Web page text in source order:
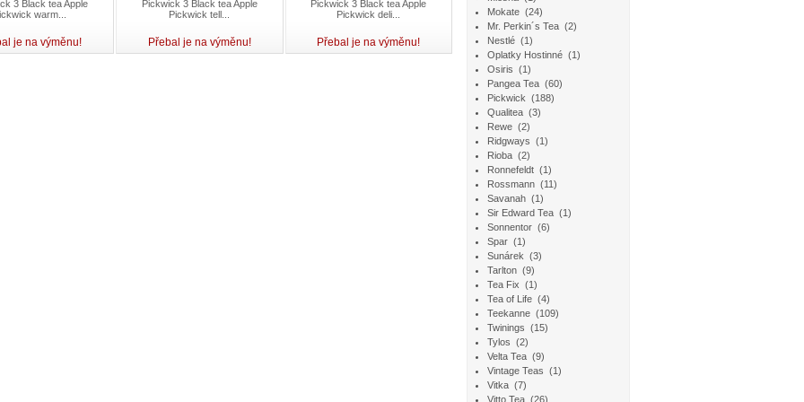
3 Black tea Apple
warm...
je na výměnu!
Pickwick 3 Black tea Apple
Pickwick tell...
Přebal je na výměnu!
Pickwick 3 Black tea Apple
Pickwick deli...
Přebal je na výměnu!
Mokate (24)
Mr. Perkin´s Tea (2)
Nestlé (1)
Oplatky Hostinné (1)
Osiris (1)
Pangea Tea (60)
Pickwick (188)
Qualitea (3)
Rewe (2)
Ridgways (1)
Rioba (2)
Ronnefeldt (1)
Rossmann (11)
Savanah (1)
Sir Edward Tea (1)
Sonnentor (6)
Spar (1)
Sunárek (3)
Tarlton (9)
Tea Fix (1)
Tea of Life (4)
Teekanne (109)
Twinings (15)
Tylos (2)
Velta Tea (9)
Vintage Teas (1)
Vitka (7)
Vitto Tea (26)